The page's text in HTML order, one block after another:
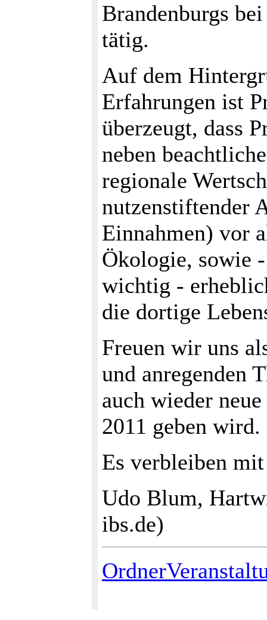
Brandenburgs
tätig.
Auf dem
Erfahrungen ist
überzeugt, dass
neben
regionale
nutzenstiftender
Einnahmen) vor
Ökologie, sowie
wichtig -
die dortige
Freuen wir uns
und anregenden
auch wieder
2011 geben wird.
Es verbleiben
Udo Blum,
ibs.de)